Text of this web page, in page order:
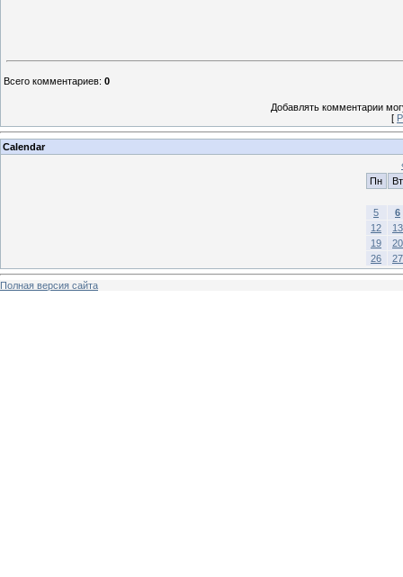
Всего комментариев: 0
Добавлять комментарии
[
Calendar
Пн
Вт
5
6
12
13
19
20
26
27
Полная версия сайта